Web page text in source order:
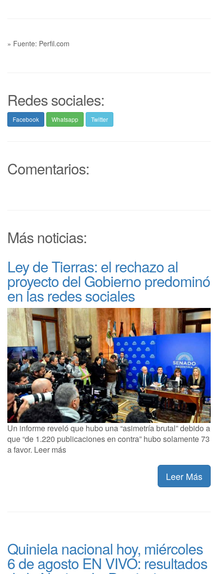
» Fuente: Perfil.com
Redes sociales:
Facebook Whatsapp Twitter
Comentarios:
Más noticias:
Ley de Tierras: el rechazo al
proyecto del Gobierno predominó
en las redes sociales
Un informe reveló que hubo una “asimetría brutal” debido a
que “de 1.220 publicaciones en contra” hubo solamente 73
a favor. Leer más
Leer Más
Quiniela nacional hoy, miércoles
6 de agosto EN VIVO: resultados